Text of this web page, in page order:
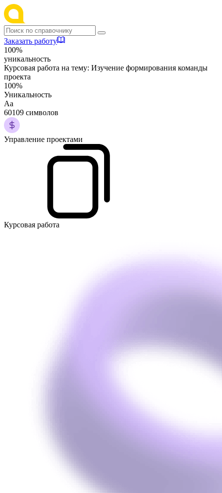
Заказать работу
100%
уникальность
Курсовая работа на тему: Изучение формирования команды
проекта
100%
Уникальность
Аа
60109 символов
Управление проектами
Курсовая работа